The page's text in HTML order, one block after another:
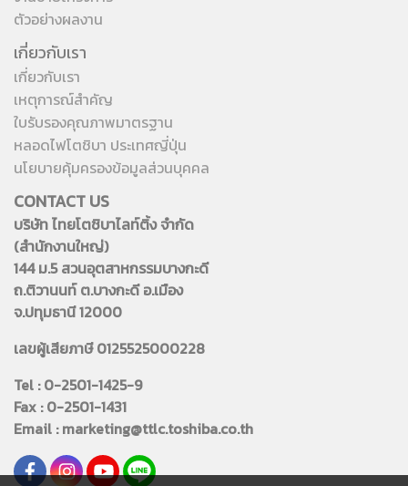
ตัวอย่างผลงาน
เกี่ยวกับเรา
เกี่ยวกับเรา
เหตุการณ์สำคัญ
ใบรับรองคุณภาพมาตรฐาน
หลอดไฟโตชิบา ประเทศญี่ปุ่น
นโยบายคุ้มครองข้อมูลส่วนบุคคล
CONTACT US
บริษัท ไทยโตชิบาไลท์ติ้ง จำกัด
(สำนักงานใหญ่)
144 ม.5 สวนอุตสาหกรรมบางกะดี
ถ.ติวานนท์ ต.บางกะดี อ.เมือง
จ.ปทุมธานี 12000
เลขผู้เสียภาษี 0125525000228
Tel : 0-2501-1425-9
Fax : 0-2501-1431
Email : marketing@ttlc.toshiba.co.th